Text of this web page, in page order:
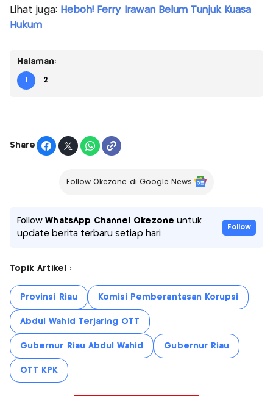
Lihat juga: Heboh! Ferry Irawan Belum Tunjuk Kuasa
Hukum
Halaman:
1 2
Share
Follow Okezone di Google News
FollowWhatsApp Channel Okezone untuk
update berita terbaru setiap hari
Follow
Topik Artikel :
Provinsi Riau Komisi Pemberantasan Korupsi
Abdul Wahid Terjaring OTT
Gubernur Riau Abdul Wahid Gubernur Riau
OTT KPK